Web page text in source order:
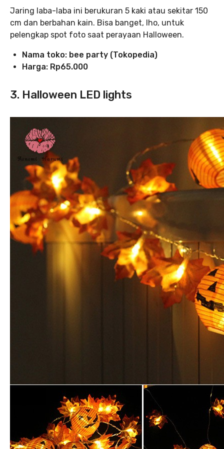
Jaring laba-laba ini berukuran 5 kaki atau sekitar 150
cm dan berbahan kain. Bisa banget, lho, untuk
pelengkap spot foto saat perayaan Halloween.
Nama toko: bee party (Tokopedia)
Harga: Rp65.000
3. Halloween LED lights